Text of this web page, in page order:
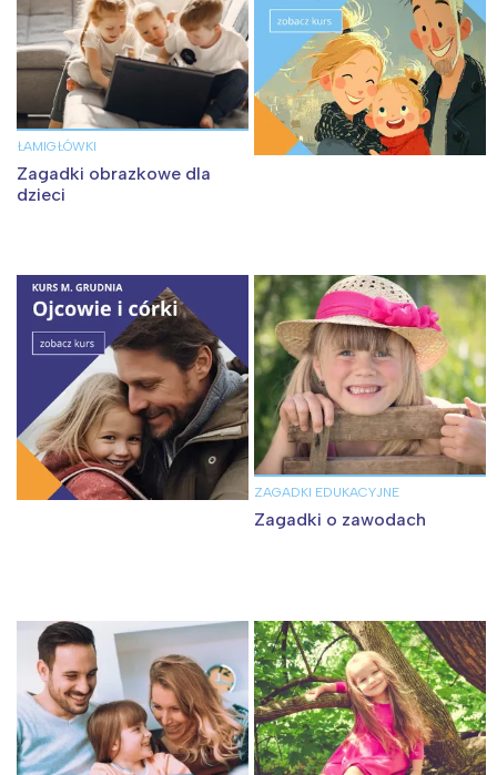
ŁAMIGŁÓWKI
Zagadki obrazkowe dla
dzieci
ZAGADKI EDUKACYJNE
Zagadki o zawodach